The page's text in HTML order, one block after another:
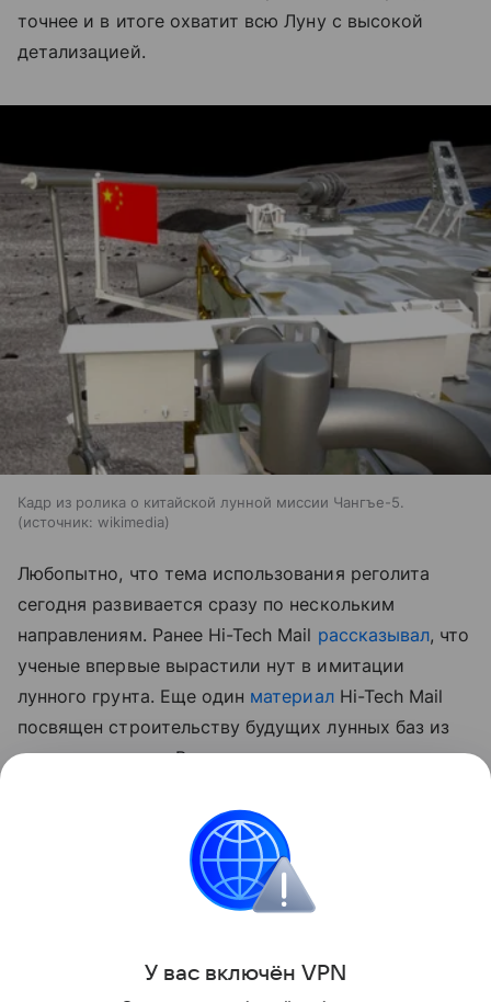
точнее и в итоге охватит всю Луну с высокой
детализацией.
Кадр из ролика о китайской лунной миссии Чангъе-5.
источник: wikimedia
Любопытно, что тема использования реголита
сегодня развивается сразу по нескольким
направлениям. Ранее Hi-Tech Mail рассказывал, что
ученые впервые вырастили нут в имитации
лунного грунта. Еще один материалHi-Tech Mail
посвящен строительству будущих лунных баз из
самого реголита. В нем рассматривается
создания инфраструктуры прямо на месте.
Поделиться
У вас включён VPN